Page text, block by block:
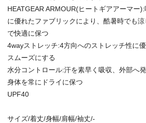
HEATGEAR ARMOUR(ヒートギアアーマー
に優れたファブリックにより、酷暑時でも
で快適に保つ
4wayストレッチ:4方向へのストレッチ性に
スムーズにする
水分コントロール:汗を素早く吸収、外部へ
身体を常にドライに保つ
UPF40
サイズ/着丈/身幅/肩幅/袖丈/-